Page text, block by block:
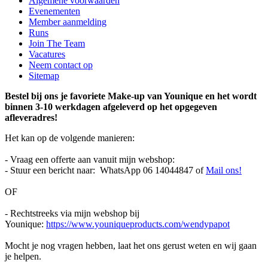
Evenementen
Member aanmelding
Runs
Join The Team
Vacatures
Neem contact op
Sitemap
Bestel bij ons je favoriete Make-up van Younique en het wordt
binnen 3-10 werkdagen afgeleverd op het opgegeven
afleveradres!
Het kan op de volgende manieren:
- Vraag een offerte aan vanuit mijn webshop:
- Stuur een bericht naar: WhatsApp 06 14044847 ofMail ons!
OF
- Rechtstreeks via mijn webshop bij
Younique: https://www.youniqueproducts.com/wendypapot
Mocht je nog vragen hebben, laat het ons gerust weten en wij gaan
je helpen.